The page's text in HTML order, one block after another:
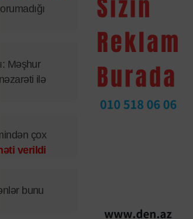
Məşhur
ilə
çox
verildi
bunu